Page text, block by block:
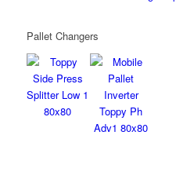
Pallet Changers